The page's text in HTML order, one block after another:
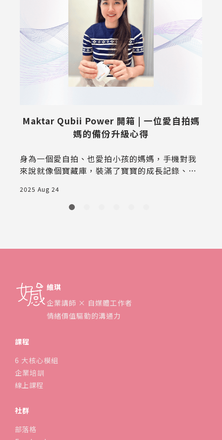
Maktar Qubii Power 開箱 | 一位愛自拍媽
媽的備份升級心得
身為一個愛自拍、也愛拍小孩的媽媽，手機對我
來說就像個寶藏庫，裝滿了寶寶的成長記錄、家
年前，我第一次用Qubii Duo備份豆腐，真的是
相見恨晚！那時候手機空間總是不夠，雲端備份
2025 Aug 24
維琪
企業講師 × 自媒體工作者
情緒價值驅動的溝通力
課程
6 大核心模組
企業培訓
線上課程
社群
部落格